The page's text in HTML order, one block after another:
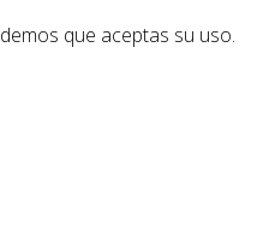
que aceptas su uso.